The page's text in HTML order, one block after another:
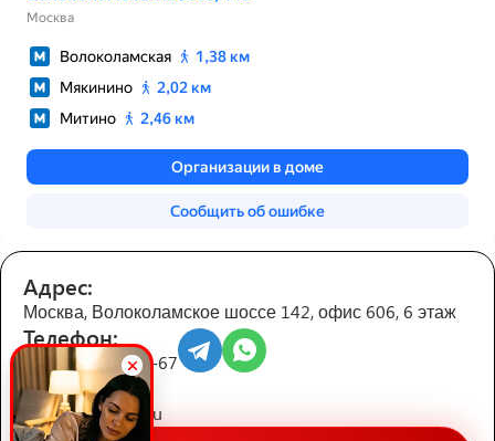
Адрес:
Москва, Волоколамское шоссе 142, офис 606, 6 этаж
Телефон:
+7 (495) 123-45-67
Почта:
info@rooffasad.ru